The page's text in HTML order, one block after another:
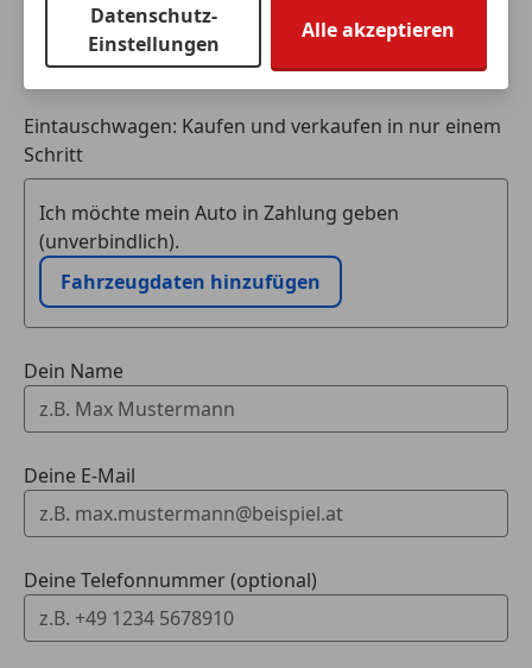
Eintauschwagen: Kaufen und verkaufen in nur einem
Schritt
Ich möchte mein Auto in Zahlung geben
(unverbindlich).
Fahrzeugdaten hinzufügen
Dein Name
Deine E-Mail
Deine Telefonnummer (optional)
Datenschutz-
Einstellungen
Alle akzeptieren